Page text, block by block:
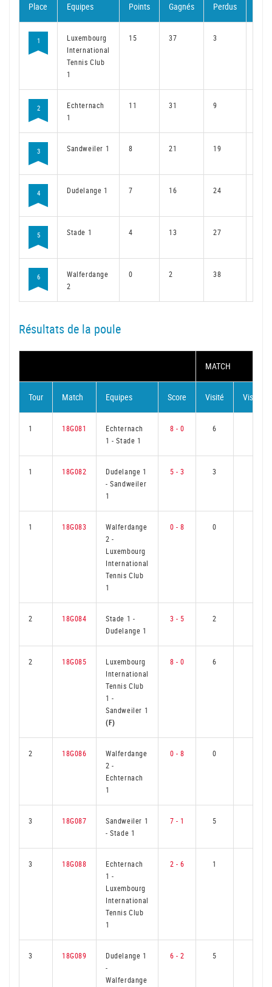
Place Equipes Points Gagnés Perdus
1
Luxembourg
International
Tennis Club
1
15 37 3
2
Echternach
1
11 31 9
3 Sandweiler 1 8 21 19
4 Dudelange 1 7 16 24
5 Stade 1 4 13 27
6
Walferdange
2
0 2 38
Résultats de la poule
MATCH
Tour Match Equipes Score Visité Visiteur
1 18G081
Echternach
1-Stade 1
8 - 0 6
1 18G082
Dudelange 1
-Sandweiler
1
5 - 3 3
1 18G083
Walferdange
2-
Luxembourg
International
Tennis Club
1
0 - 8 0
2 18G084 Stade 1 -
Dudelange 1
3 - 5 2
2 18G085
Luxembourg
International
Tennis Club
1-
Sandweiler 1
(F)
8 - 0 6
2 18G086
Walferdange
2-
Echternach
1
0 - 8 0
3 18G087
Sandweiler 1
-Stade 1
7 - 1 5
3 18G088
Echternach
1-
Luxembourg
International
Tennis Club
1
2 - 6 1
3 18G089
Dudelange 1
-
Walferdange
6 - 2 5